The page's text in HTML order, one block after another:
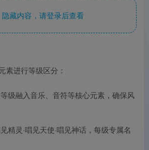
隐藏内容，请登录后查看
素进行等级区分：
等级融入音乐、音符等核心元素，确保风
见精灵·唱见天使·唱见神话，每级专属名